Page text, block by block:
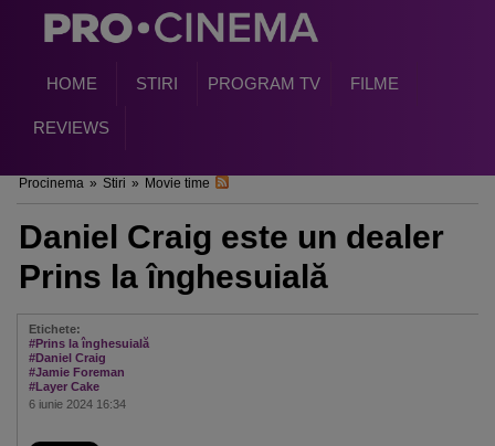
HOME STIRI PROGRAM TV FILME
REVIEWS
Procinema » Stiri » Movie time
Daniel Craig este un dealer
Prins la înghesuială
Etichete:
#Prins la înghesuială
#Daniel Craig
#Jamie Foreman
#Layer Cake
6 iunie 2024 16:34